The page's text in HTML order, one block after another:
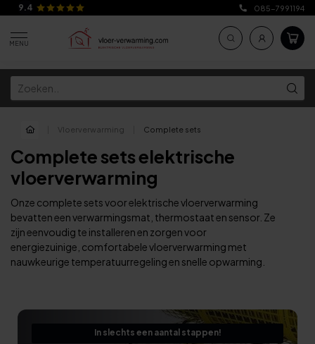
9.4 085-7991194
MENU
Vloerverwarming Complete sets
Complete sets elektrische
vloerverwarming
Onze complete sets voor elektrische vloerverwarming
bevatten een verwarmingsmat, thermostaat en sensor. Ze
zijn eenvoudig te installeren en zorgen voor
energiezuinige, comfortabele vloerverwarming met
nauwkeurige temperatuurregeling en snelle opwarming.
In slechts een aantal stappen!